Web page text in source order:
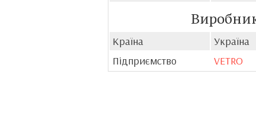
Країна
Україна
Підприємство
VETRO